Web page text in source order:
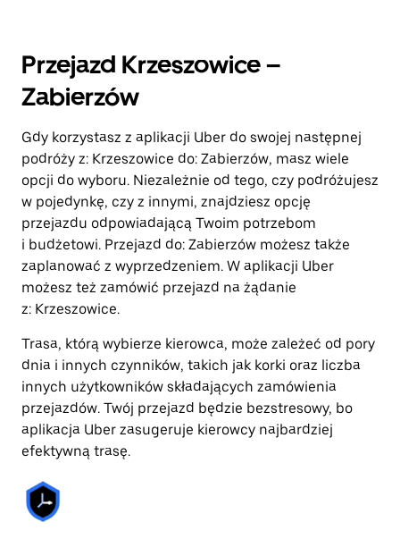
Przejazd Krzeszowice –
Zabierzów
Gdy korzystasz z aplikacji Uber do swojej następnej
podróży z: Krzeszowice do: Zabierzów, masz wiele
opcji do wyboru. Niezależnie od tego, czy podróżujesz
w pojedynkę, czy z innymi, znajdziesz opcję
przejazdu odpowiadającą Twoim potrzebom
i budżetowi. Przejazd do: Zabierzów możesz także
zaplanować z wyprzedzeniem. W aplikacji Uber
możesz też zamówić przejazd na żądanie
z: Krzeszowice.
Trasa, którą wybierze kierowca, może zależeć od pory
dnia i innych czynników, takich jak korki oraz liczba
innych użytkowników składających zamówienia
przejazdów. Twój przejazd będzie bezstresowy, bo
aplikacja Uber zasugeruje kierowcy najbardziej
efektywną trasę.